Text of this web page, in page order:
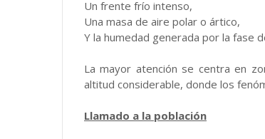
Un frente frío intenso,
Una masa de aire polar o ártico,
Y la humedad generada por la fase
La mayor atención se centra en
altitud considerable, donde los
Llamado a la población